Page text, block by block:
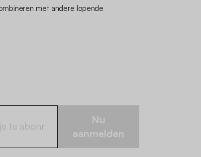
met andere lopende
Nu
aanmelden